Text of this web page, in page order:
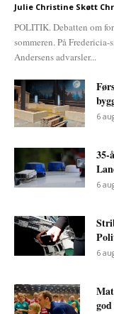
Julie Christine Skøtt
POLITIK. Debatten om
sommeren. På
Andersens advarsler...
6
35-
6
6